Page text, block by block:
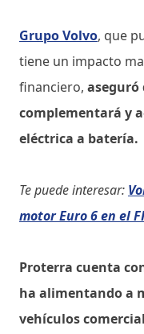
Grupo Volvo, que
tiene un impacto
financiero, aseguró
complementará y
eléctrica a batería.
Te puede interesar:
motor Euro 6 en el
Proterra cuenta
ha alimentando a
vehículos